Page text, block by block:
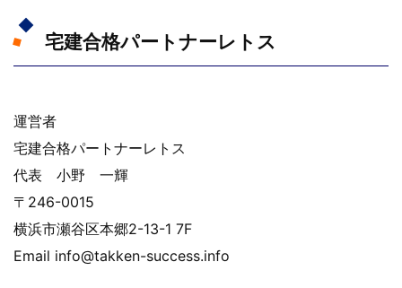
宅建合格パートナーレトス
運営者
宅建合格パートナーレトス
代表 小野 一輝
〒246-0015
横浜市瀬谷区本郷2-13-1 7F
Email info@takken-success.info